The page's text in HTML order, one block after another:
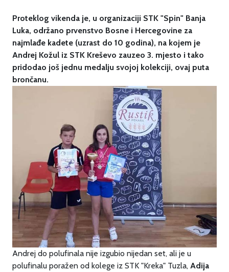
Proteklog vikenda je, u organizaciji STK "Spin" Banja
Luka, održano prvenstvo Bosne i Hercegovine za
najmlađe kadete (uzrast do 10 godina), na kojem je
Andrej Kožul iz STK Kreševo zauzeo 3. mjesto i tako
pridodao još jednu medalju svojoj kolekciji, ovaj puta
brončanu.
Andrej do polufinala nije izgubio nijedan set, ali je u
polufinalu poražen od kolege iz STK "Kreka" Tuzla, Adija